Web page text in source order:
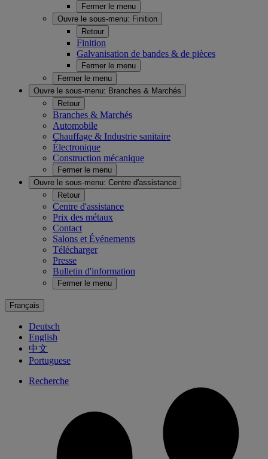
Fermer le menu
Ouvre le sous-menu: Finition
Retour
Finition
Galvanisation de bandes & de pièces
Fermer le menu
Fermer le menu
Ouvre le sous-menu: Branches & Marchés
Retour
Branches & Marchés
Automobile
Chauffage & Industrie sanitaire
Électronique
Construction mécanique
Fermer le menu
Ouvre le sous-menu: Centre d'assistance
Retour
Centre d'assistance
Prix des métaux
Contact
Salons et Événements
Télécharger
Presse
Bulletin d'information
Fermer le menu
Français
Deutsch
English
中文
Portuguese
Recherche